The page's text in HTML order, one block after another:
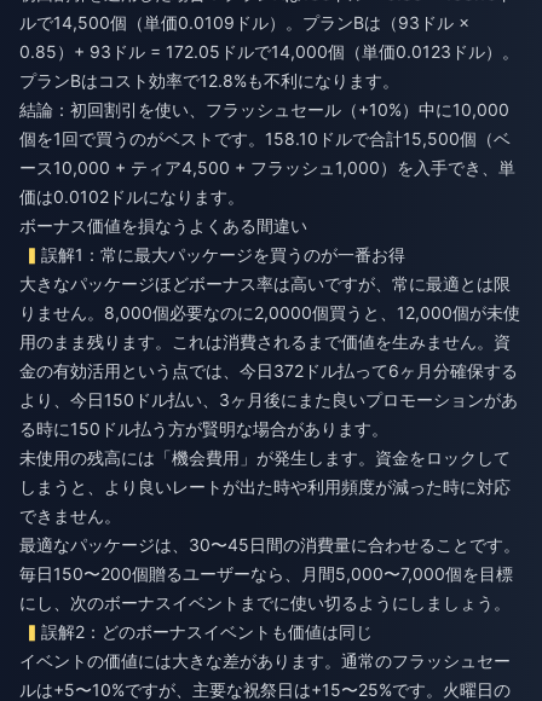
ルで14,500個（単価0.0109ドル）。プランBは（93ドル ×
0.85）+ 93ドル = 172.05ドルで14,000個（単価0.0123ドル）。
プランBはコスト効率で12.8%も不利になります。
結論：初回割引を使い、フラッシュセール（+10%）中に10,000
個を1回で買うのがベストです。158.10ドルで合計15,500個（ベ
ース10,000 + ティア4,500 + フラッシュ1,000）を入手でき、単
価は0.0102ドルになります。
ボーナス価値を損なうよくある間違い
誤解1：常に最大パッケージを買うのが一番お得
大きなパッケージほどボーナス率は高いですが、常に最適とは限
りません。8,000個必要なのに2,0000個買うと、12,000個が未使
用のまま残ります。これは消費されるまで価値を生みません。資
金の有効活用という点では、今日372ドル払って6ヶ月分確保する
より、今日150ドル払い、3ヶ月後にまた良いプロモーションがあ
る時に150ドル払う方が賢明な場合があります。
未使用の残高には「機会費用」が発生します。資金をロックして
しまうと、より良いレートが出た時や利用頻度が減った時に対応
できません。
最適なパッケージは、30〜45日間の消費量に合わせることです。
毎日150〜200個贈るユーザーなら、月間5,000〜7,000個を目標
にし、次のボーナスイベントまでに使い切るようにしましょう。
誤解2：どのボーナスイベントも価値は同じ
イベントの価値には大きな差があります。通常のフラッシュセー
ルは+5〜10%ですが、主要な祝祭日は+15〜25%です。火曜日の